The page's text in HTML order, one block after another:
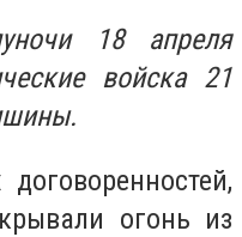
18 апреля
войска 21
огонь из